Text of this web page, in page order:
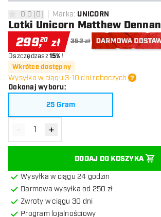
0 gwiazdki oceny
0.0 [0] Marka: UNICORN
Lotki Unicorn Matthew
299,20 zł 352 zł
Oszczędzasz15% !
Wkrótce dostępny
Wysyłka w ciągu 3-10 dni roboczych
Dokonaj wyboru:
25 Gram
Zmniejsz ilość
- Zwiększ ilość
+
DODAJ DO KOSZYKA
Wysyłka w ciągu 24 godzin
Darmowa wysyłka od 250 zł
Zwroty w ciągu 30 dni
Program lojalnościowy